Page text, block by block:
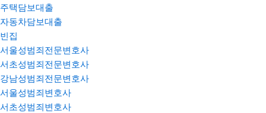
주택담보대출
자동차담보대출
빈집
서울성범죄전문변호사
서초성범죄전문변호사
강남성범죄전문변호사
서울성범죄변호사
서초성범죄변호사